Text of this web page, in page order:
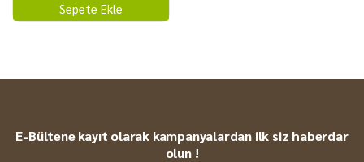
Sepete Ekle
E-Bültene kayıt olarak kampanyalardan ilk siz haberdar
olun !